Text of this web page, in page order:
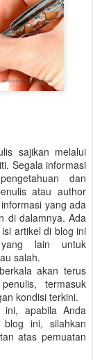
sajikan melalui
Segala informasi
dan
atau author
yang ada
di dalamnya. Ada
artikel di blog ini
lain untuk
salah.
akan terus
termasuk
kondisi terkini.
apabila Anda
ini, silahkan
atas pemuatan